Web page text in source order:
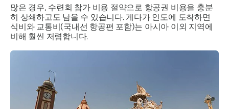
많은 경우, 수련회 참가 비용 절약으로 항공권 비용을 충분
히 상쇄하고도 남을 수 있습니다. 게다가 인도에 도착하면
식비와 교통비(국내선 항공편 포함)는 아시아 이외 지역에
비해 훨씬 저렴합니다.